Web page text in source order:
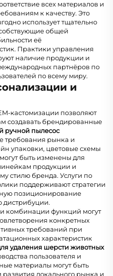
всех материалов и
к качеству. Это
использует тщательно
общей
её
Практики управления
наличие продукции и
партнёров по
по всему миру.
и
кастомизации позволяют
создавать брендированные
ручной пылесос
требования рынка и
упаковки, цветовые схемы
быть изменены для
продукции и
стилю бренда. Услуги по
поддерживают стратегии
позиционирование
дистрибуции.
комбинации функций могут
конкретных
требований при
характеристик
удаления шерсти животных
пользователя и
материалы могут быть
локального рынка и